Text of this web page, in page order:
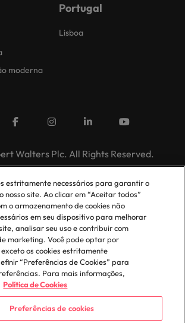
moderna
Portugal
Lisboa
Walters Plc. All Rights Reserved.
estritamente necessários para garantir o
nosso site. Ao clicar em “Aceitar todos”
o armazenamento de cookies não
em seu dispositivo para melhorar
analisar seu uso e contribuir com
marketing. Você pode optar por
os cookies estritamente
“Preferências de Cookies” para
Para mais informações,
Política de Cookies
Preferências de cookies